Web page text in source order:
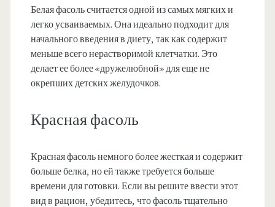
Белая фасоль считается одной из самых мягких и
легко усваиваемых. Она идеально подходит для
начального введения в диету, так как содержит
меньше всего нерастворимой клетчатки. Это
делает ее более «дружелюбной» для еще не
окрепших детских желудочков.
Красная фасоль
Красная фасоль немного более жесткая и содержит
больше белка, но ей также требуется больше
времени для готовки. Если вы решите ввести этот
вид в рацион, убедитесь, что фасоль тщательно